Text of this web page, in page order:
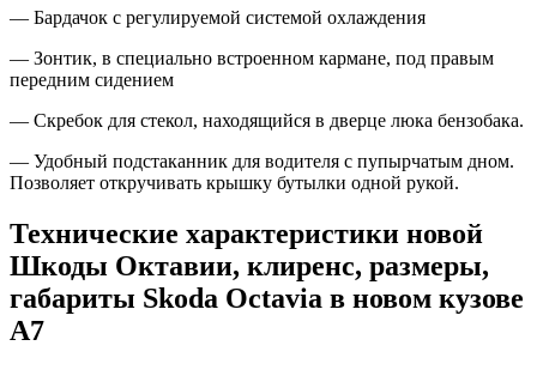
— Бардачок с регулируемой системой охлаждения
— Зонтик, в специально встроенном кармане, под правым
передним сидением
— Скребок для стекол, находящийся в дверце люка бензобака.
— Удобный подстаканник для водителя с пупырчатым дном.
Позволяет откручивать крышку бутылки одной рукой.
Технические характеристики новой
Шкоды Октавии, клиренс, размеры,
габариты Skoda Octavia в новом кузове
A7